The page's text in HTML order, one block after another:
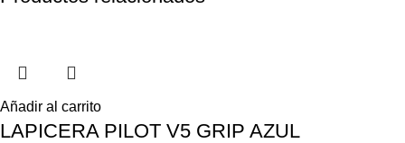
Añadir al carrito
LAPICERA PILOT V5 GRIP AZUL